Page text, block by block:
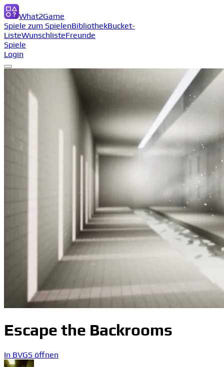
What2Game
Spiele zum SpielenBibliothekBucket-
ListeWunschlisteFreunde
Spiele
Login
Escape the Backrooms
In BVGS öffnen